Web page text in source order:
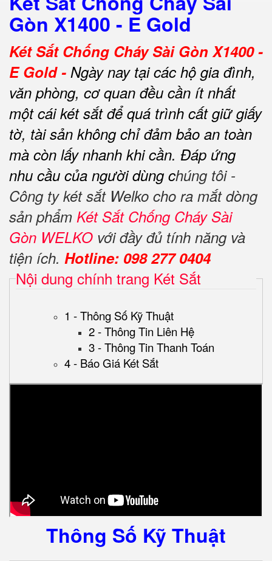
Gòn X1400 - E Gold
Két Sắt Chống Cháy Sài Gòn X1400 -
E Gold - Ngày nay tại các hộ gia đình,
văn phòng, cơ quan đều cần ít nhất
một cái két sắt để quá trình cất giữ giấy
tờ, tài sản không chỉ đảm bảo an toàn
mà còn lấy nhanh khi cần. Đáp ứng
nhu cầu của người dùng chúng tôi -
Công ty két sắt Welko cho ra mắt dòng
sản phẩm Két Sắt Chống Cháy Sài
Gòn WELKO với đầy đủ tính năng và
tiện ích. Hotline: 098 277 0404
Nội dung chính trang Két Sắt
1 - Thông Số Kỹ Thuật
2 - Thông Tin Liên Hệ
3 - Thông Tin Thanh Toán
4 - Báo Giá Két Sắt
Thông Số Kỹ Thuật